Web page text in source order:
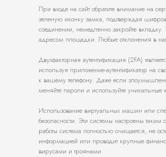
При входе на сайт обратите внимание на
зеленую иконку замка, подтверждая
соединении, немедленно закройте
адресом площадки. Любые отклонения в
Двухфакторная аутентификация (2FA)
используя приложение-аутентификатор на
к вашему телефону. Даже если
меняйте пароли и используйте
Использование виртуальных машин или
безопасности. Эти системы настроены
работы система полностью очищается, не
информацией или проводит крупные
вирусами и троянами.